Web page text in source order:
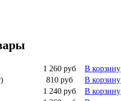
1 260 руб
В корзину
810 руб
В корзину
1 240 руб
В корзину